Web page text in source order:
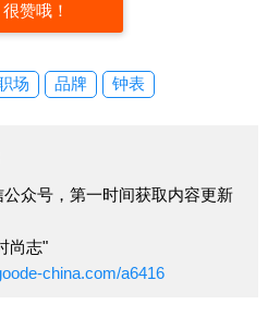
很赞哦！
场 品牌 钟表
众号，第一时间获取内容更新
尚志"
china.com/a6416